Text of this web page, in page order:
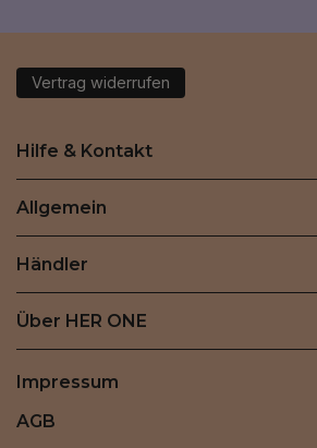
Vertrag widerrufen
Hilfe & Kontakt
Allgemein
Händler
Über HER ONE
Impressum
AGB